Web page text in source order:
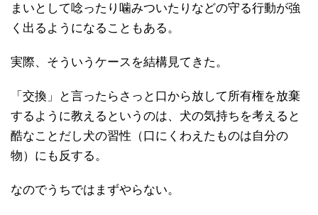
まいとして唸ったり噛みついたりなどの守る行動が強
く出るようになることもある。
実際、そういうケースを結構見てきた。
「交換」と言ったらさっと口から放して所有権を放棄
するように教えるというのは、犬の気持ちを考えると
酷なことだし犬の習性（口にくわえたものは自分の
物）にも反する。
なのでうちではまずやらない。